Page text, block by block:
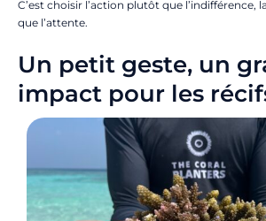
C’est choisir l’action plutôt que l’indifférence,
que l’attente.
Un petit geste, un
impact pour les